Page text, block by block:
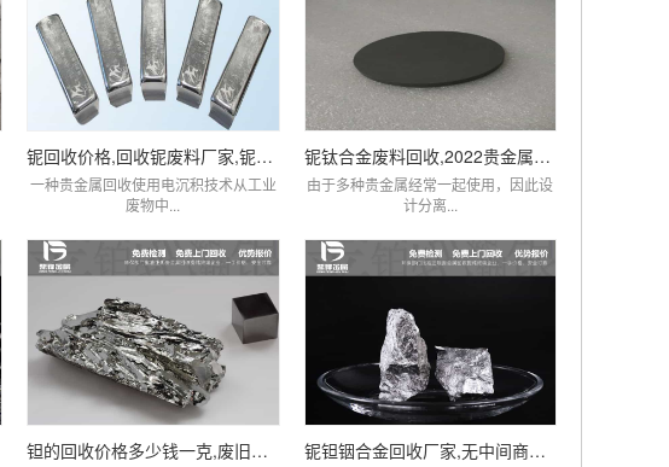
铌回收价格,回收铌废料厂家,铌现在多少钱一克
一种贵金属回收使用电沉积技术从工业
废物中...
铌钛合金废料回收,2022贵金属铌市场价格查询
由于多种贵金属经常一起使用，因此设
计分离...
钽的回收价格多少钱一克,废旧钽电阻电容回收厂家 铌钽铟合金回收厂家,无中间商赚差价,价比同优